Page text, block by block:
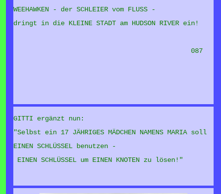
WEEHAWKEN - der SCHLEIER vom FLUSS -
dringt in die KLEINE STADT am HUDSON RIVER ein!
087
GITTI ergänzt nun:
"Selbst ein 17 JÄHRIGES MÄDCHEN NAMENS MARIA soll
EINEN SCHLÜSSEL benutzen -
EINEN SCHLÜSSEL um EINEN KNOTEN zu lösen!"